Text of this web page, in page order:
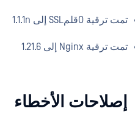
تمت ترقية OقلمSSL إلى 1.1.1n
تمت ترقية Nginx إلى 1.21.6
إصلاحات الأخطاء